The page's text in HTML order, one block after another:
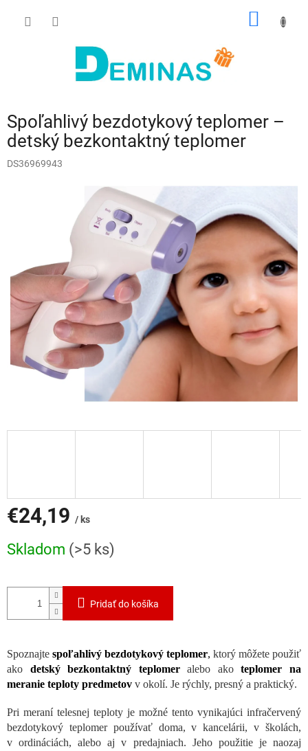
Spoľahlivý bezdotykový teplomer –
detský bezkontaktný teplomer
DS36969943
€24,19 / ks
cena:
Skladom (>5 ks)
Pridať do košíka
Spoznajte spoľahlivý bezdotykový teplomer, ktorý môžete použiť
ako detský bezkontaktný teplomeralebo akoteplomer na
meranie teploty predmetov v okolí. Je rýchly, presný a praktický.
Pri meraní telesnej teploty je možné tento vynikajúci infračervený
bezdotykový teplomer používať doma, v kancelárii, v školách,
v ordináciách, alebo aj v predajniach. Jeho použitie je naozaj